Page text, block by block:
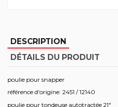
DESCRIPTION
DÉTAILS DU PRODUIT
poulie pour snapper
référence d'origine: 2451 / 12140
poulie pour tondeuse autotractée 21"